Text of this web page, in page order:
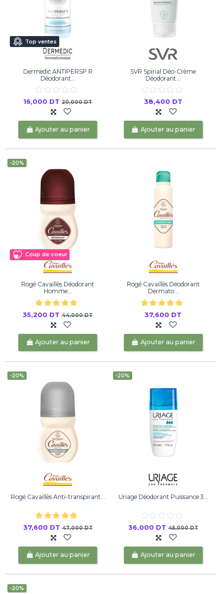
Top ventes
Dermedic ANTIPERSP R
Déodorant...
16,000 DT20,000 DT
Ajouter au panier
SVR Spirial Déo-Crème
Déodorant...
38,400 DT
Ajouter au panier
Coup de coeur
-20%
Rogé Cavaillès Déodorant
Homme...
35,200 DT44,000 DT
Ajouter au panier
Rogé Cavaillès Déodorant
Dermato...
37,600 DT
Ajouter au panier
-20%
Rogé Cavaillès Anti-transpirant...
37,600 DT47,000 DT
Ajouter au panier
-20%
Uriage Déodorant Puissance 3...
36,000 DT45,000 DT
Ajouter au panier
-20%